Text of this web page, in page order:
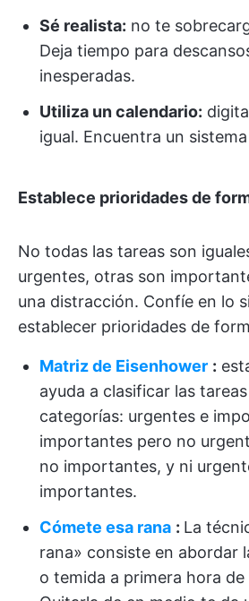
Sé realista: no te
Deja tiempo para
inesperadas.
Utiliza un calendario:
igual. Encuentra un
Establece prioridades de
No todas las tareas son
urgentes, otras son
una distracción. Confíe en lo
establecer prioridades de
Matriz de Eisenhower :
ayuda a clasificar las
categorías: urgentes e
importantes pero no
no importantes, y ni
importantes.
Cómete esa rana : La
rana» consiste en abordar
o temida a primera hora de